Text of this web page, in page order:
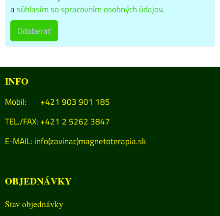
asúhlasím so spracovním osobných údajov.
Odoberať
INFO
Mobil: +421 903 901 185
TEL./FAX: +421 2 5262 3847
E-MAIL: info(zavinac)magnetoterapia.sk
OBJEDNÁVKY
Stav objednávky